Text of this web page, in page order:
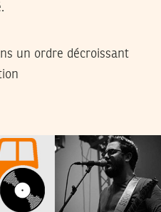
un ordre décroissant